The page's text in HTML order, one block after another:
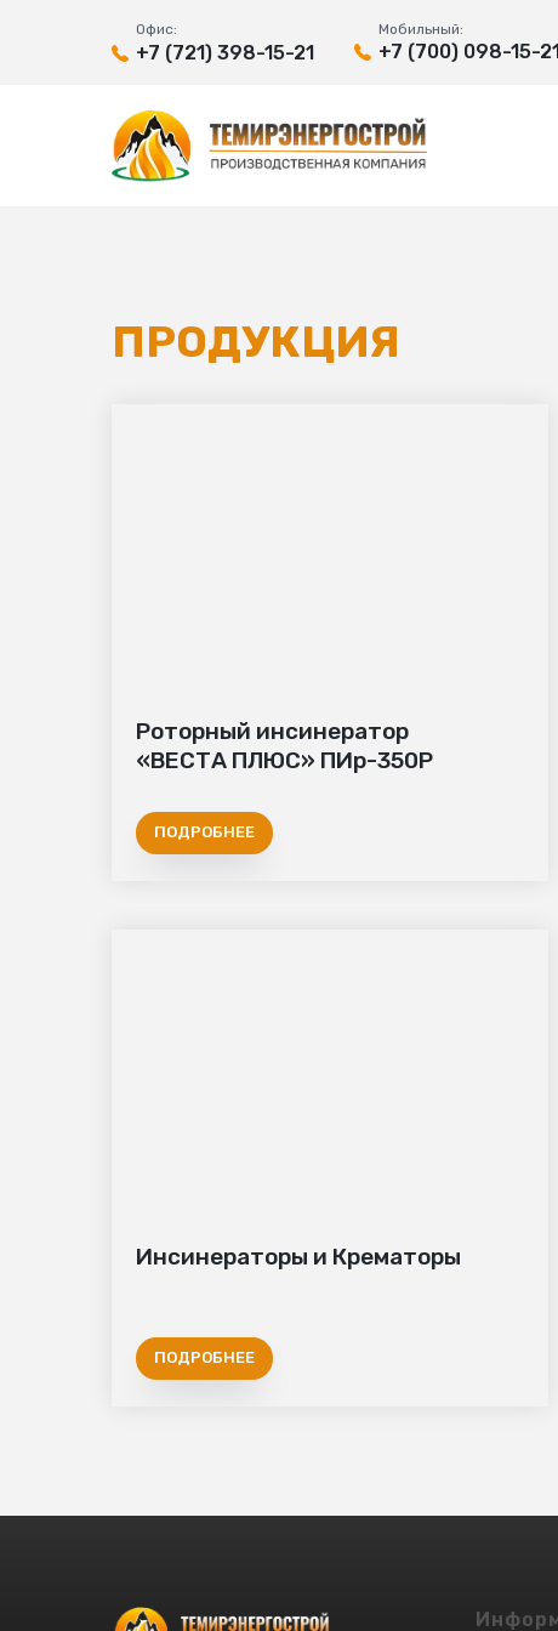
+7 (721) 398-15-21
Офис:
+7 (700) 098-15-
Мобильный:
ПРОДУКЦИЯ
Роторный инсинератор
«ВЕСТА ПЛЮС» ПИр-350Р
ПОДРОБНЕЕ
Инсинераторы и Крематоры
ПОДРОБНЕЕ